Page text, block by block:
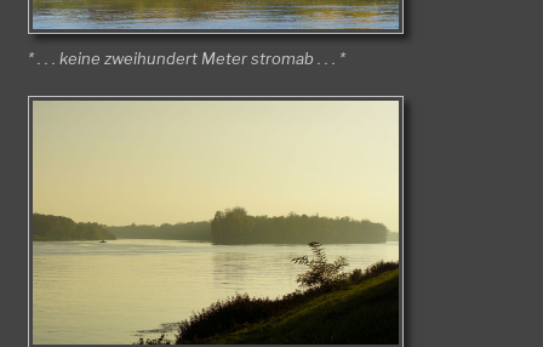
* . . . keine zweihundert Meter stromab . . . *